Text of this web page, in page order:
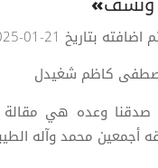
بتاريخ 21-01-2025
كاظم شغيدل
صدقنا وعده هي مقالة
أجمعين محمد وآله